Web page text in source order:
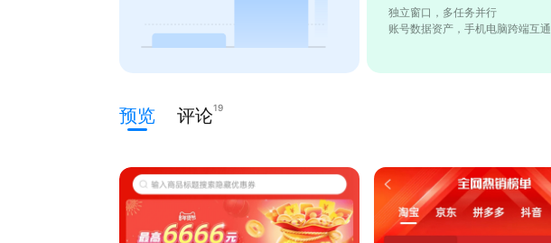
独立窗口，多任务并行
账号数据资产，手机电脑跨端互通
预览 评论19